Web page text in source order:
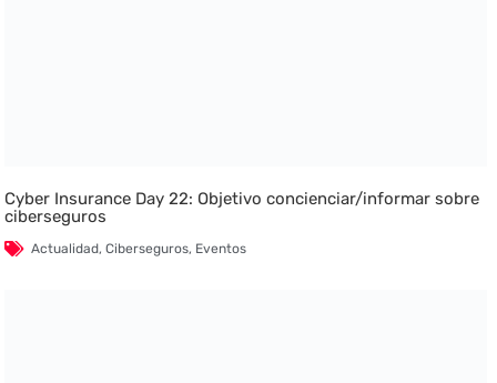
Cyber Insurance Day 22: Objetivo concienciar/informar sobre
ciberseguros
Actualidad,Ciberseguros, Eventos